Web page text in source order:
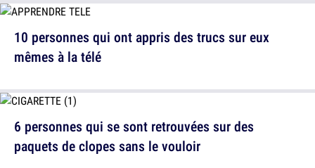
10 personnes qui ont appris des trucs sur eux
mêmes à la télé
6 personnes qui se sont retrouvées sur des
paquets de clopes sans le vouloir